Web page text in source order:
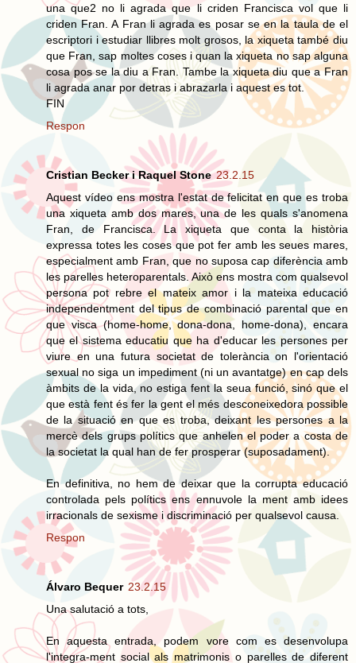
una que2 no li agrada que li criden Francisca vol que li
criden Fran. A Fran li agrada es posar se en la taula de el
escriptori i estudiar llibres molt grosos, la xiqueta també diu
que Fran, sap moltes coses i quan la xiqueta no sap alguna
cosa pos se la diu a Fran. Tambe la xiqueta diu que a Fran
li agrada anar por detras i abrazarla i aquest es tot.
FIN
Respon
Cristian Becker i Raquel Stone 23.2.15
Aquest vídeo ens mostra l'estat de felicitat en que es troba
una xiqueta amb dos mares, una de les quals s'anomena
Fran, de Francisca. La xiqueta que conta la història
expressa totes les coses que pot fer amb les seues mares,
especialment amb Fran, que no suposa cap diferència amb
les parelles heteroparentals. Això ens mostra com qualsevol
persona pot rebre el mateix amor i la mateixa educació
independentment del tipus de combinació parental que en
que visca (home-home, dona-dona, home-dona), encara
que el sistema educatiu que ha d'educar les persones per
viure en una futura societat de tolerància on l'orientació
sexual no siga un impediment (ni un avantatge) en cap dels
àmbits de la vida, no estiga fent la seua funció, sinó que el
que està fent és fer la gent el més desconeixedora possible
de la situació en que es troba, deixant les persones a la
mercè dels grups polítics que anhelen el poder a costa de
la societat la qual han de fer prosperar (suposadament).
En definitiva, no hem de deixar que la corrupta educació
controlada pels polítics ens ennuvole la ment amb idees
irracionals de sexisme i discriminació per qualsevol causa.
Respon
Álvaro Bequer 23.2.15
Una salutació a tots,
En aquesta entrada, podem vore com es desenvolupa
l'integra-ment social als matrimonis o parelles de diferent